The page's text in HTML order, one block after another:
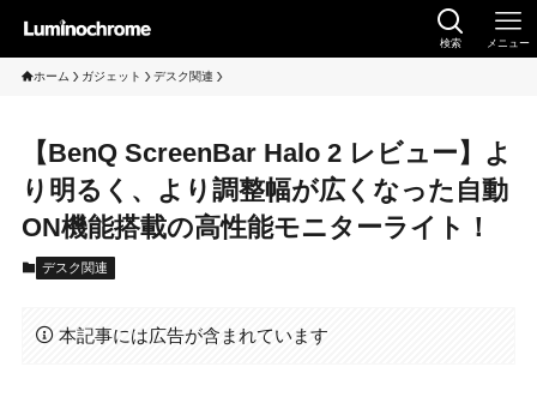
検索 メニュー
ホーム ガジェット デスク関連
【BenQ ScreenBar Halo 2 レビュー】よ
り明るく、より調整幅が広くなった自動
ON機能搭載の高性能モニターライト！
デスク関連
本記事には広告が含まれています